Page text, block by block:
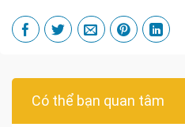
Có thể bạn quan tâm